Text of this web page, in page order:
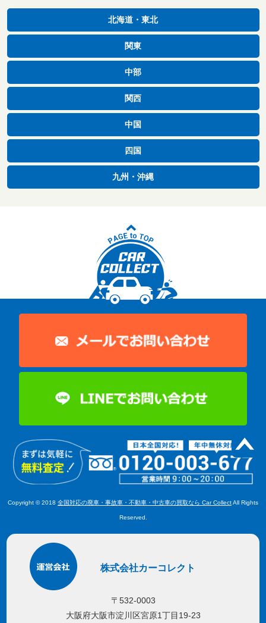
北海道・東北
関東
中部
関西
中国
四国
九州・沖縄
Copyright © 2018 全国対応の廃車・事故車・不動車・中古車の買取なら Car CollectAll Rights
Reserved.
株式会社カーコレクト
〒532-0003
大阪府大阪市淀川区宮原1丁目19-23